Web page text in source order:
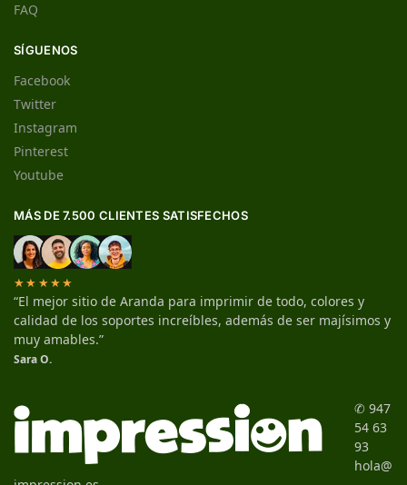
FAQ
SÍGUENOS
Facebook
Twitter
Instagram
Pinterest
Youtube
MÁS DE 7.500 CLIENTES SATISFECHOS
★★★★★
“El mejor sitio de Aranda para imprimir de todo, colores y
calidad de los soportes increíbles, además de ser majísimos y
muy amables.”
Sara O.
✆ 947
54 63
93
hola@